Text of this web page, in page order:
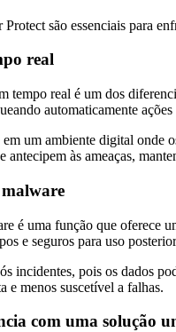
são essenciais para
real
tempo real é um dos
automaticamente
um ambiente digital onde
antecipem às ameaças,
é uma função que oferece
e seguros para uso
incidentes, pois os dados
e menos suscetível a falhas.
com uma solução